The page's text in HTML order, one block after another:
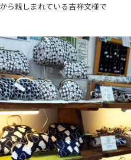
ら親しまれている吉祥文様で